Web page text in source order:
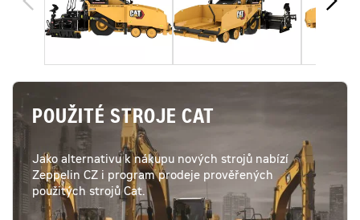
POUŽITÉ STROJE CAT
Jako alternativu k nákupu nových strojů nabízí
Zeppelin CZ i program prodeje prověřených
použitých strojů Cat.